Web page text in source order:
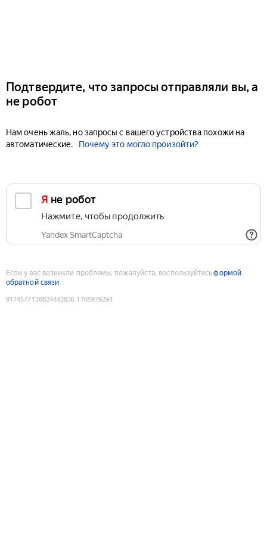
Подтвердите, что запросы отправляли вы, а
не робот
Нам очень жаль, но запросы с вашего устройства похожи на
автоматические.
Почему это могло произойти?
Я не робот
Нажмите, чтобы продолжить
Yandex SmartCaptcha
Если у вас возникли проблемы, пожалуйста, воспользуйтесьформой
обратной связи
9174577138824442836:1785979294